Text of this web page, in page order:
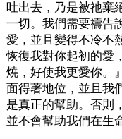
吐出去，乃是被祂棄
一切。我們需要禱告
愛，並且變得不冷不
恢復我對你起初的愛
燒，好使我更愛你。
面得著地位，並且我
是真正的幫助。否則
並不會幫助我們在生